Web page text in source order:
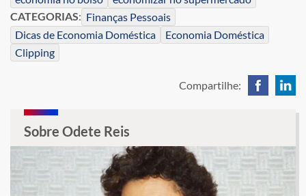
CATEGORIAS: Finanças Pessoais
Dicas de Economia Doméstica
Economia Doméstica
Clipping
Compartilhe:
Sobre Odete Reis